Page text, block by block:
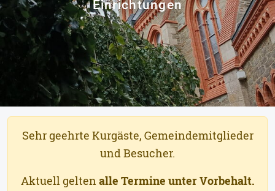
Einrichtungen
Sehr geehrte Kurgäste, Gemeindemitglieder
und Besucher.
Aktuell gelten alle Termine unter Vorbehalt.